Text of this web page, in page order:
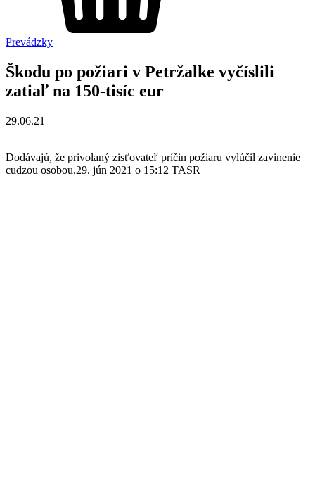
Prevádzky
Škodu po požiari v Petržalke vyčíslili
zatiaľ na 150-tisíc eur
29.06.21
Dodávajú, že privolaný zisťovateľ príčin požiaru vylúčil zavinenie
cudzou osobou.29. jún 2021 o 15:12 TASR